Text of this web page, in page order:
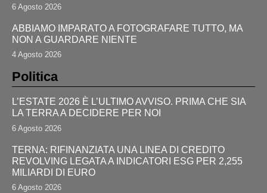
6 Agosto 2026
ABBIAMO IMPARATO A FOTOGRAFARE TUTTO, MA
NON A GUARDARE NIENTE
4 Agosto 2026
Politica
L’ESTATE 2026 È L’ULTIMO AVVISO. PRIMA CHE SIA
LA TERRA A DECIDERE PER NOI
6 Agosto 2026
TERNA: RIFINANZIATA UNA LINEA DI CREDITO
REVOLVING LEGATA A INDICATORI ESG PER 2,255
MILIARDI DI EURO
6 Agosto 2026